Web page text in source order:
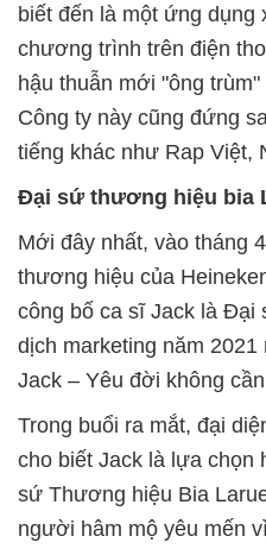
biết đến là một ứng dụng
chương trình trên điện
hậu thuẫn mới "ông
Công ty này cũng đứng
tiếng khác như Rap
Đại sứ thương hiệu bia
Mới đây nhất, vào tháng
thương hiệu của
công bố ca sĩ Jack là Đại
dịch marketing năm
Jack – Yêu đời không
Trong buổi ra mắt, đại
cho biết Jack là lựa chọn
sứ Thương hiệu Bia
người hâm mộ yêu mến